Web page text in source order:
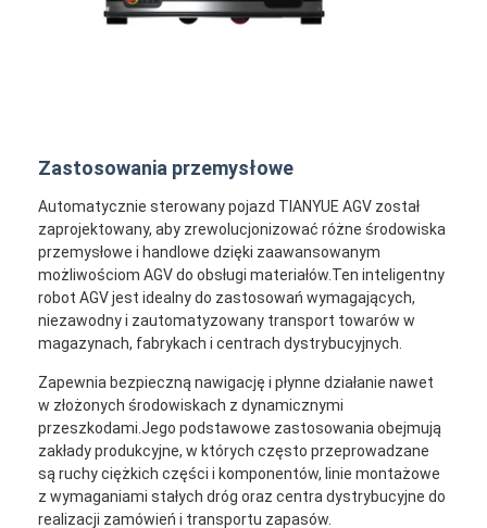
Zastosowania przemysłowe
Automatycznie sterowany pojazd TIANYUE AGV został
zaprojektowany, aby zrewolucjonizować różne środowiska
przemysłowe i handlowe dzięki zaawansowanym
możliwościom AGV do obsługi materiałów.Ten inteligentny
robot AGV jest idealny do zastosowań wymagających,
niezawodny i zautomatyzowany transport towarów w
magazynach, fabrykach i centrach dystrybucyjnych.
Zapewnia bezpieczną nawigację i płynne działanie nawet
w złożonych środowiskach z dynamicznymi
przeszkodami.Jego podstawowe zastosowania obejmują
zakłady produkcyjne, w których często przeprowadzane
są ruchy ciężkich części i komponentów, linie montażowe
z wymaganiami stałych dróg oraz centra dystrybucyjne do
realizacji zamówień i transportu zapasów.